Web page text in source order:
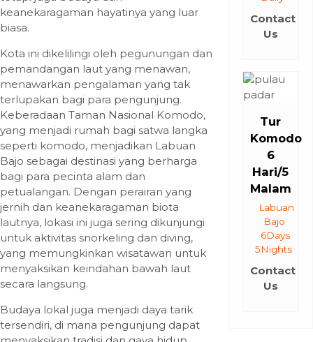
keanekaragaman hayatinya yang luar
biasa.
Kota ini dikelilingi oleh pegunungan dan
pemandangan laut yang menawan,
menawarkan pengalaman yang tak
terlupakan bagi para pengunjung.
Keberadaan Taman Nasional Komodo,
yang menjadi rumah bagi satwa langka
seperti komodo, menjadikan Labuan
Bajo sebagai destinasi yang berharga
bagi para pecinta alam dan
petualangan. Dengan perairan yang
jernih dan keanekaragaman biota
lautnya, lokasi ini juga sering dikunjungi
untuk aktivitas snorkeling dan diving,
yang memungkinkan wisatawan untuk
menyaksikan keindahan bawah laut
secara langsung.
Budaya lokal juga menjadi daya tarik
tersendiri, di mana pengunjung dapat
Contact
Us
Tur
Komodo
6
Hari/5
Malam
Labuan
Bajo
6Days
5Nights
Contact
Us